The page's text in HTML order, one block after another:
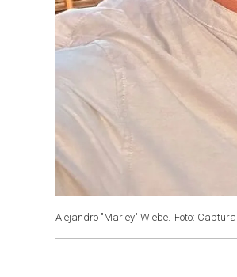
Alejandro "Marley" Wiebe. Foto: